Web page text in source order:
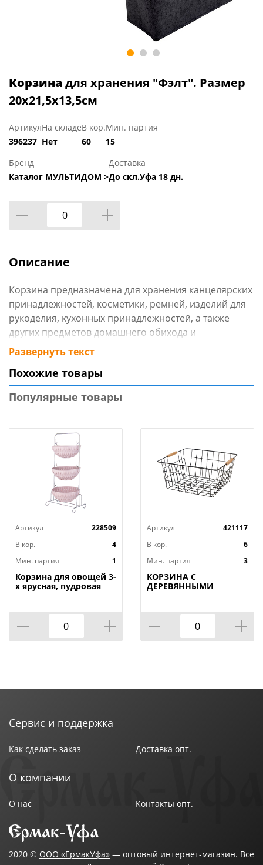
Корзинадля хранения "Фэлт". Размер
20х21,5х13,5см
Артикул
396237
На складе
Нет
В кор.
60
Мин. партия
15
Бренд
Каталог МУЛЬТИДОМ >
Доставка
До скл.Уфа 18 дн.
Описание
Корзина предназначена для хранения канцелярских
принадлежностей, косметики, ремней, изделий для
рукоделия, кухонных принадлежностей, а также
других предметов домашнего обихода и
аксессуаров. Корзина поможет организовать
пространство. Разместите ее в шкафу, комоде, тумбе
или поставьте на полку или стол и нужные предметы
всегда будут под рукой. Благодаря имеющейся
петле, ее можно подвесить на любой крючок или
нетканого материала, путем валяния синтетических
волокон. Состав: 100% полиэстер. Размер:
20х21,5х13,5см.
Развернуть текст
Похожие товары
Популярные товары
Артикул
228509
В кор.
4
Мин. партия
1
Корзина для овощей 3-
х ярусная, пудровая
Артикул
421117
В кор.
6
Мин. партия
3
КОРЗИНА С
ДЕРЕВЯННЫМИ
(КОР=12ШТ)
Сервис и поддержка
Как сделать заказ Доставка опт.
О компании
О нас Контакты опт.
2020 © ООО «ЕрмакУфа» — оптовый интернет-магазин. Все